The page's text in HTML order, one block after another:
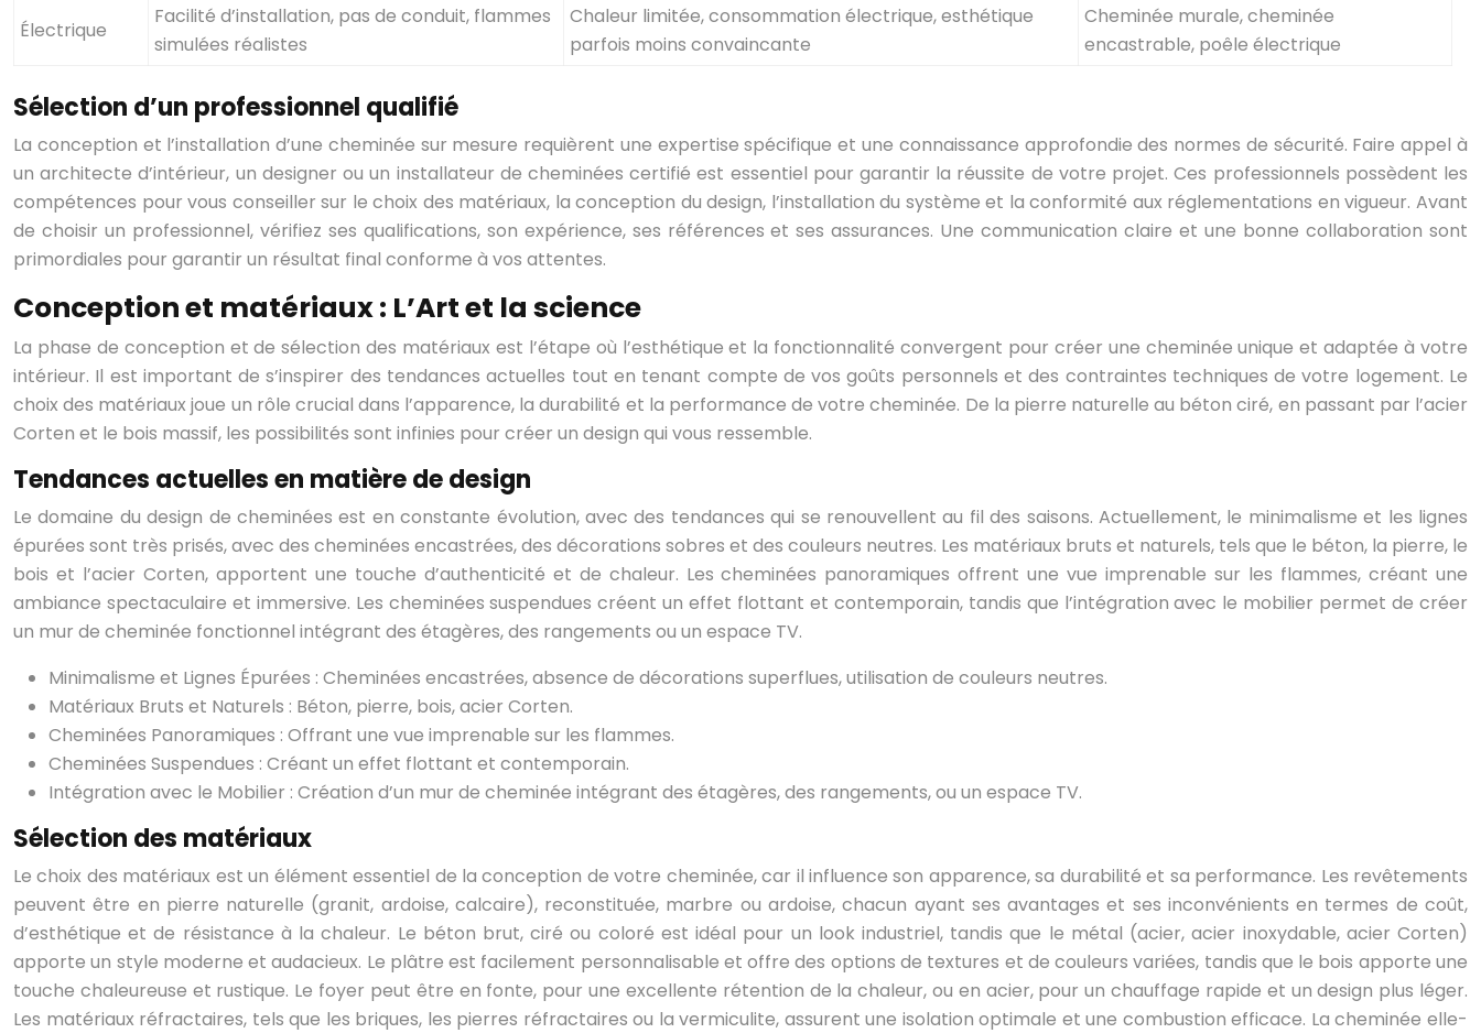
Électrique
Facilité d’installation, pas de conduit, flammes
simulées réalistes
Chaleur limitée, consommation électrique, esthétique
parfois moins convaincante
Cheminée murale, cheminée
encastrable, poêle électrique
Sélection d’un professionnel qualifié
La conception et l’installation d’une cheminée sur mesure requièrent une expertise spécifique et une connaissance approfondie des normes de sécurité. Faire appel à
un architecte d’intérieur, un designer ou un installateur de cheminées certifié est essentiel pour garantir la réussite de votre projet. Ces professionnels possèdent les
compétences pour vous conseiller sur le choix des matériaux, la conception du design, l’installation du système et la conformité aux réglementations en vigueur. Avant
de choisir un professionnel, vérifiez ses qualifications, son expérience, ses références et ses assurances. Une communication claire et une bonne collaboration sont
primordiales pour garantir un résultat final conforme à vos attentes.
Conception et matériaux : L’Art et la science
La phase de conception et de sélection des matériaux est l’étape où l’esthétique et la fonctionnalité convergent pour créer une cheminée unique et adaptée à votre
intérieur. Il est important de s’inspirer des tendances actuelles tout en tenant compte de vos goûts personnels et des contraintes techniques de votre logement. Le
choix des matériaux joue un rôle crucial dans l’apparence, la durabilité et la performance de votre cheminée. De la pierre naturelle au béton ciré, en passant par l’acier
Corten et le bois massif, les possibilités sont infinies pour créer un design qui vous ressemble.
Tendances actuelles en matière de design
Le domaine du design de cheminées est en constante évolution, avec des tendances qui se renouvellent au fil des saisons. Actuellement, le minimalisme et les lignes
épurées sont très prisés, avec des cheminées encastrées, des décorations sobres et des couleurs neutres. Les matériaux bruts et naturels, tels que le béton, la pierre, le
bois et l’acier Corten, apportent une touche d’authenticité et de chaleur. Les cheminées panoramiques offrent une vue imprenable sur les flammes, créant une
ambiance spectaculaire et immersive. Les cheminées suspendues créent un effet flottant et contemporain, tandis que l’intégration avec le mobilier permet de créer
un mur de cheminée fonctionnel intégrant des étagères, des rangements ou un espace TV.
Minimalisme et Lignes Épurées : Cheminées encastrées, absence de décorations superflues, utilisation de couleurs neutres.
Matériaux Bruts et Naturels : Béton, pierre, bois, acier Corten.
Cheminées Panoramiques : Offrant une vue imprenable sur les flammes.
Cheminées Suspendues : Créant un effet flottant et contemporain.
Intégration avec le Mobilier : Création d’un mur de cheminée intégrant des étagères, des rangements, ou un espace TV.
Sélection des matériaux
Le choix des matériaux est un élément essentiel de la conception de votre cheminée, car il influence son apparence, sa durabilité et sa performance. Les revêtements
peuvent être en pierre naturelle (granit, ardoise, calcaire), reconstituée, marbre ou ardoise, chacun ayant ses avantages et ses inconvénients en termes de coût,
d’esthétique et de résistance à la chaleur. Le béton brut, ciré ou coloré est idéal pour un look industriel, tandis que le métal (acier, acier inoxydable, acier Corten)
apporte un style moderne et audacieux. Le plâtre est facilement personnalisable et offre des options de textures et de couleurs variées, tandis que le bois apporte une
touche chaleureuse et rustique. Le foyer peut être en fonte, pour une excellente rétention de la chaleur, ou en acier, pour un chauffage rapide et un design plus léger.
Les matériaux réfractaires, tels que les briques, les pierres réfractaires ou la vermiculite, assurent une isolation optimale et une combustion efficace. La cheminée elle-